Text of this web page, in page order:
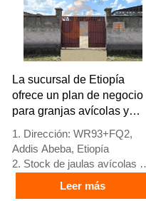
4. Calidad y diseño basados
en estándares europeos
5. Recepción en línea 24
horas Número de Whatsapp:
+8618830120193
La sucursal de Etiopía
ofrece un plan de negocio
para granjas avícolas y
granjas avícolas
1. Dirección: WR93+FQ2,
Addis Abeba, Etiopía
2. Stock de jaulas avícolas y
equipos para granjas avícolas
Leer más